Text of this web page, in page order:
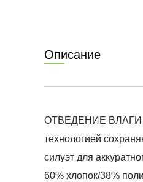
Описание
ОТВЕДЕНИЕ ВЛАГИ И
технологией
силуэт для
60% хлопок/38%